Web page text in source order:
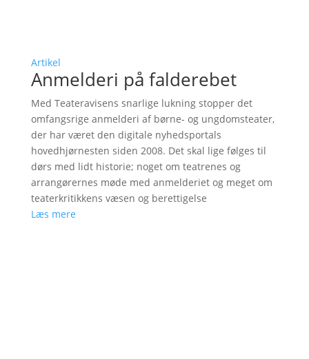
Artikel
Anmelderi på falderebet
Med Teateravisens snarlige lukning stopper det
omfangsrige anmelderi af børne- og ungdomsteater,
der har været den digitale nyhedsportals
hovedhjørnesten siden 2008. Det skal lige følges til
dørs med lidt historie; noget om teatrenes og
arrangørernes møde med anmelderiet og meget om
teaterkritikkens væsen og berettigelse
Læs mere